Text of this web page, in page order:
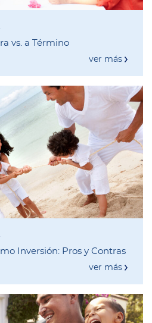
vs. a Término
ver más
Inversión: Pros y Contras
ver más